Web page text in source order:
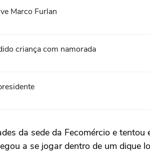
Marco Furlan
criança com namorada
da sede da Fecomércio e
a se jogar dentro de um dique